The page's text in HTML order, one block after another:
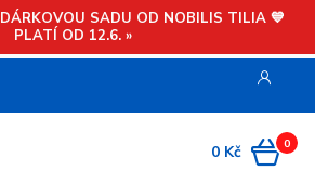
SADU OD NOBILIS TILIA 💙
PLATÍ OD 12.6. »
0
0 Kč